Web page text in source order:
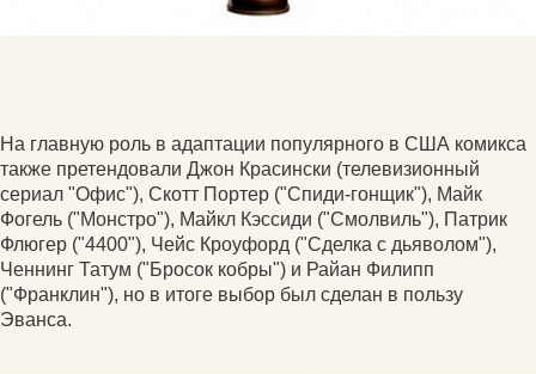
На главную роль в адаптации популярного в США комикса
также претендовали Джон Красински (телевизионный
сериал "Офис"), Скотт Портер ("Спиди-гонщик"), Майк
Фогель ("Монстро"), Майкл Кэссиди ("Смолвиль"), Патрик
Флюгер ("4400"), Чейс Кроуфорд ("Сделка с дьяволом"),
Ченнинг Татум ("Бросок кобры") и Райан Филипп
("Франклин"), но в итоге выбор был сделан в пользу
Эванса.